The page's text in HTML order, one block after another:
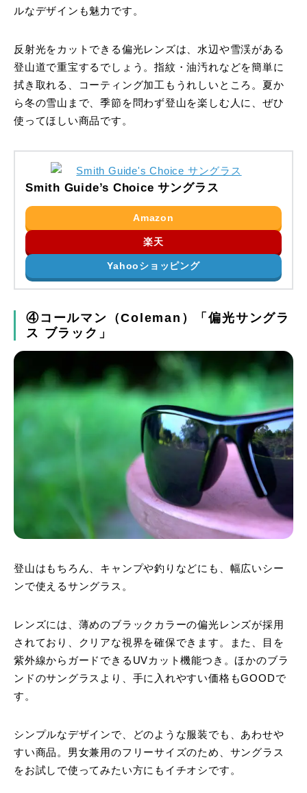
ルなデザインも魅力です。
反射光をカットできる偏光レンズは、水辺や雪渓がある
登山道で重宝するでしょう。指紋・油汚れなどを簡単に
拭き取れる、コーティング加工もうれしいところ。夏か
ら冬の雪山まで、季節を問わず登山を楽しむ人に、ぜひ
使ってほしい商品です。
Smith Guide’s Choice サングラス
Amazon
楽天
Yahooショッピング
④コールマン（Coleman）「偏光サングラ
ス ブラック」
登山はもちろん、キャンプや釣りなどにも、幅広いシー
ンで使えるサングラス。
レンズには、薄めのブラックカラーの偏光レンズが採用
されており、クリアな視界を確保できます。また、目を
紫外線からガードできるUVカット機能つき。ほかのブラ
ンドのサングラスより、手に入れやすい価格もGOODで
す。
シンプルなデザインで、どのような服装でも、あわせや
すい商品。男女兼用のフリーサイズのため、サングラス
をお試しで使ってみたい方にもイチオシです。